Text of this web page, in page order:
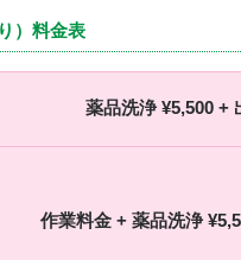
）料金表
薬品洗浄 ¥5,500 +
作業料金 + 薬品洗浄